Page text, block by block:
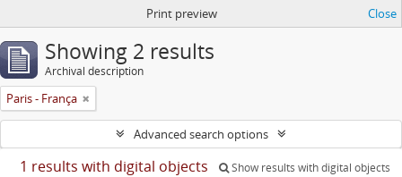
Print preview Close
Showing 2 results
Archival description
Paris - França
Advanced search options
1 results with digital objects Show results with digital objects